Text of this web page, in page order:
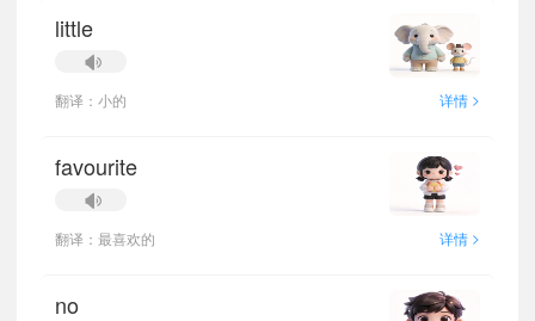
little
翻译：小的 详情 >
favourite
翻译：最喜欢的 详情 >
no